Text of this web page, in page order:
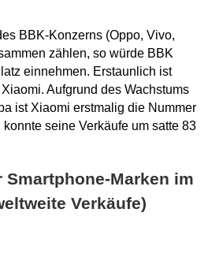
BBK-Konzerns (Oppo, Vivo,
zählen, so würde BBK
einnehmen. Erstaunlich ist
Aufgrund des Wachstums
ist Xiaomi erstmalig die Nummer
seine Verkäufe um satte 83
Smartphone-Marken im
Verkäufe)